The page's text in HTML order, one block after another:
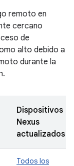
remoto en
cercano
de
alto debido a
durante la
Dispositivos
Nexus
actualizados
Todos los